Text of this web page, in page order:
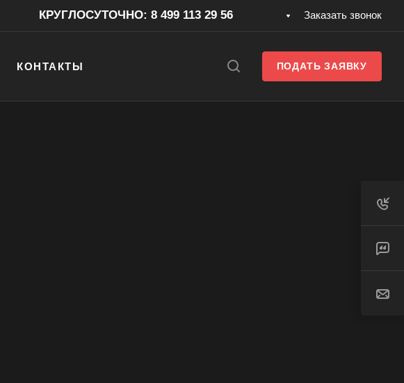
КРУГЛОСУТОЧНО: 8 499 113 29 56 Заказать звонок
КОНТАКТЫ ПОДАТЬ ЗАЯВКУ